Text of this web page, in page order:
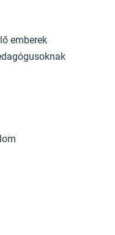
emberek